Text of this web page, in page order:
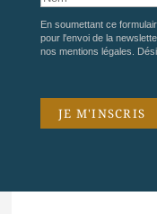
En soumettant ce
pour l'envoi de la
nos mentions légales .